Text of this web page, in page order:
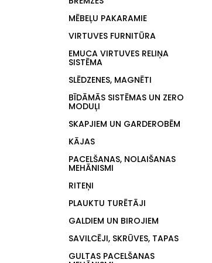
MĒBEĻU PAKARAMIE
VIRTUVES FURNITŪRA
EMUCA VIRTUVES RELIŅA
SISTĒMA
SLĒDZENES, MAGNĒTI
BĪDĀMĀS SISTĒMAS UN ZERO
MODUĻI
SKAPJIEM UN GARDEROBĒM
KĀJAS
PACELŠANAS, NOLAIŠANAS
MEHĀNISMI
RITEŅI
PLAUKTU TURĒTĀJI
GALDIEM UN BIROJIEM
SAVILCĒJI, SKRŪVES, TAPAS
GULTAS PACELŠANAS